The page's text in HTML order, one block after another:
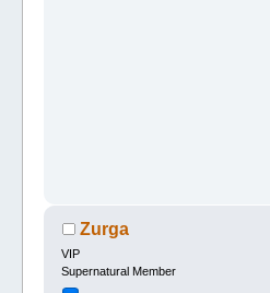
Zurga
VIP
Supernatural Member